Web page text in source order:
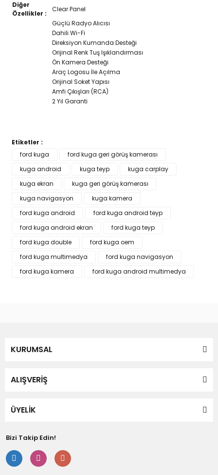
Diğer
Özellikler :
Clear Panel
Güçlü Radyo Alıcısı
Dahili Wi-Fi
Direksiyon Kumanda Desteği
Orijinal Renk Tuş Işıklandırması
Ön Kamera Desteği
Araç Logosu İle Açılma
Orijinal Soket Yapısı
Amfi Çıkışları (RCA)
2 Yıl Garanti
Bu ürüne ilk yorumu siz yapın!
Yorum Yaz
Bu ürünün fiyat bilgisi, resim, ürün açıklamalarında ve diğer
kullanarak tarafımıza iletebilirsiniz.
Görüş ve önerileriniz için teşekkür ederiz.
Ürün bilgilerinde hatalar bulunuyor.
Ürün fiyatı diğer sitelerden daha pahalı.
Bu ürüne benzer farklı alternatifler olmalı.
Etiketler :
ford kuga
ford kuga geri görüş kamerası
kuga android
kuga teyp
kuga carplay
kuga ekran
kuga geri görüş kamerası
kuga navigasyon
kuga kamera
ford kuga android
ford kuga android teyp
ford kuga android ekran
ford kuga teyp
ford kuga double
ford kuga oem
ford kuga multimedya
ford kuga navigasyon
ford kuga kamera
ford kuga android multimedya
KURUMSAL
ALIŞVERİŞ
ÜYELİK
Bizi Takip Edin!